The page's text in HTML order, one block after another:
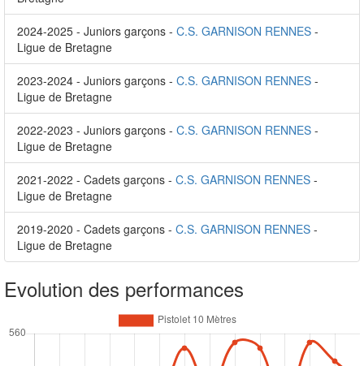
2024-2025 - Juniors garçons - C.S. GARNISON RENNES -
Ligue de Bretagne
2023-2024 - Juniors garçons - C.S. GARNISON RENNES -
Ligue de Bretagne
2022-2023 - Juniors garçons - C.S. GARNISON RENNES -
Ligue de Bretagne
2021-2022 - Cadets garçons - C.S. GARNISON RENNES -
Ligue de Bretagne
2019-2020 - Cadets garçons - C.S. GARNISON RENNES -
Ligue de Bretagne
Evolution des performances